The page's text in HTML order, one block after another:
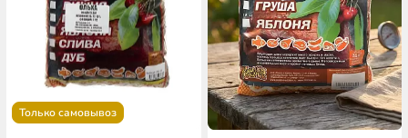
Только самовывоз